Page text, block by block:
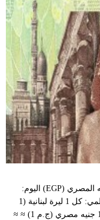
سعر تحويل الليـرة اللبنانيّة (LBP) مقابل الجنيه المصري (EGP) اليوم:
السعر التقريبي السعر التقريبي المتوسط العالمي: كل 1 ليرة لبنانية (1
ل.ل.) ≈ 0.000531 جنيه مصري تقريباً. أي أن 1 جنيه مصري (ج.م 1) ≈ ≈